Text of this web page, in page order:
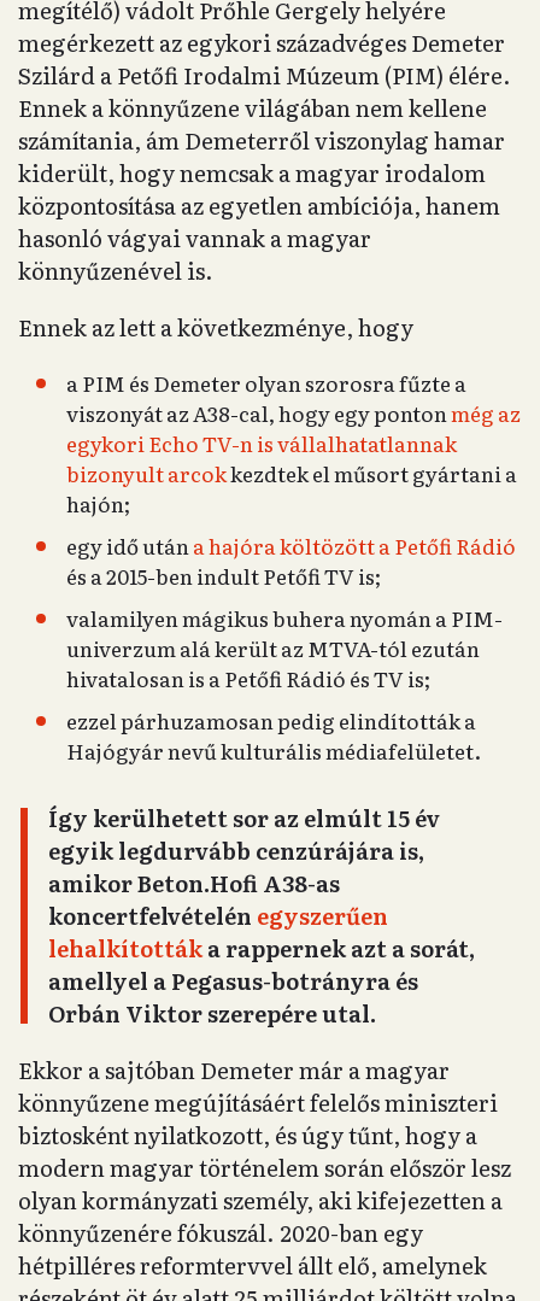
megítélő) vádolt Prőhle Gergely helyére
megérkezett az egykori századvéges Demeter
Szilárd a Petőfi Irodalmi Múzeum (PIM) élére.
Ennek a könnyűzene világában nem kellene
számítania, ám Demeterről viszonylag hamar
kiderült, hogy nemcsak a magyar irodalom
központosítása az egyetlen ambíciója, hanem
hasonló vágyai vannak a magyar
könnyűzenével is.
Ennek az lett a következménye, hogy
a PIM és Demeter olyan szorosra fűzte a
viszonyát az A38-cal, hogy egy pontonmég az
egykori Echo TV-n is vállalhatatlannak
bizonyult arcokkezdtek el műsort gyártani a
hajón;
egy idő utána hajóra költözött a Petőfi Rádió
és a 2015-ben indult Petőfi TV is;
valamilyen mágikus buhera nyomán a PIM-
univerzum alá került az MTVA-tól ezután
hivatalosan is a Petőfi Rádió és TV is;
ezzel párhuzamosan pedig elindították a
Hajógyár nevű kulturális médiafelületet.
Így kerülhetett sor az elmúlt 15 év
egyik legdurvább cenzúrájára is,
amikor Beton.Hofi A38-as
koncertfelvételén egyszerűen
lehalkítottáka rappernek azt a sorát,
amellyel a Pegasus-botrányra és
Orbán Viktor szerepére utal.
Ekkor a sajtóban Demeter már a magyar
könnyűzene megújításáért felelős miniszteri
biztosként nyilatkozott, és úgy tűnt, hogy a
modern magyar történelem során először lesz
olyan kormányzati személy, aki kifejezetten a
könnyűzenére fókuszál. 2020-ban egy
hétpilléres reformtervvel állt elő, amelynek